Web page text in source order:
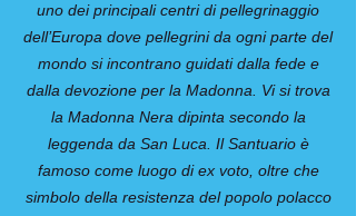
uno dei principali centri di pellegrinaggio
dell’Europa dove pellegrini da ogni parte del
mondo si incontrano guidati dalla fede e
dalla devozione per la Madonna. Vi si trova
la Madonna Nera dipinta secondo la
leggenda da San Luca. Il Santuario è
famoso come luogo di ex voto, oltre che
simbolo della resistenza del popolo polacco